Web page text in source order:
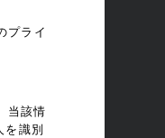
プライ
当該情
識別